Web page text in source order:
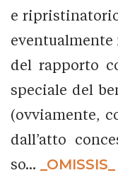
e
del rapporto
speciale del
(ovviamente,
dall’atto
so...
_OMISSIS_